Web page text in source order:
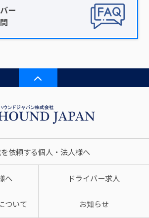
ー
依頼する個人・法人様へ
へ ドライバー求人
ついて お知らせ